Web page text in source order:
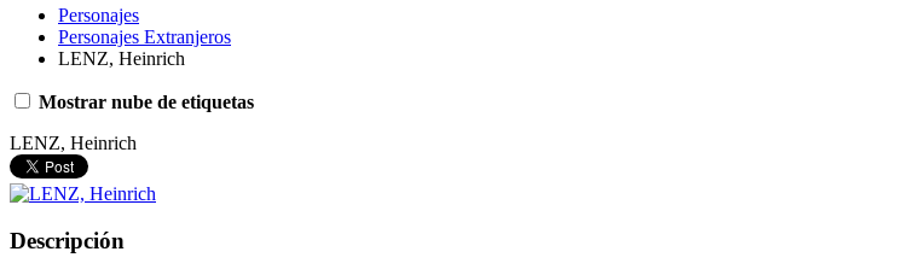
Personajes
Personajes Extranjeros
LENZ, Heinrich
Mostrar nube de etiquetas
LENZ, Heinrich
Descripción